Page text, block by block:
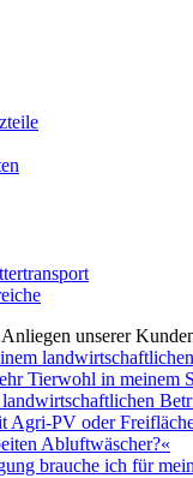
unserer
Tierwohl in meinem
Agri-PV oder
Abluftwäscher?«
brauche ich für